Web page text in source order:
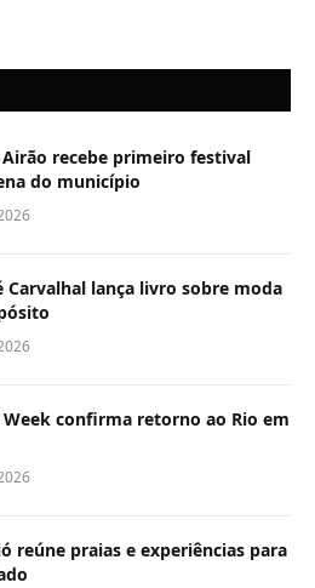
recebe primeiro festival
do município
Carvalhal lança livro sobre moda
Week confirma retorno ao Rio em
reúne praias e experiências para